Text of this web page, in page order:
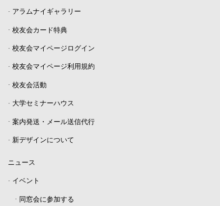
- アラムナイギャラリー
- 校友会カード特典
- 校友会マイページログイン
- 校友会マイページ利用規約
- 校友会活動
- 大学セミナーハウス
- 案内発送・メール送信代行
- 新デザインについて
ニュース
- イベント
- 同窓会に参加する